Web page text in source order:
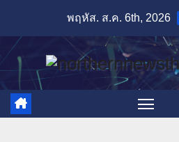
content
พฤหัส. ส.ค. 6th, 2026